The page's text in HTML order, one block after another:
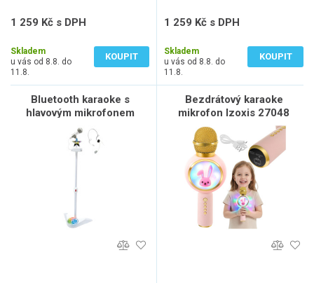
1 259 Kč s DPH
Skladem
u vás od 8.8. do
11.8.
KOUPIT
1 259 Kč s DPH
Skladem
u vás od 8.8. do
11.8.
KOUPIT
Bluetooth karaoke s
hlavovým mikrofonem
Bezdrátový karaoke
mikrofon Izoxis 27048